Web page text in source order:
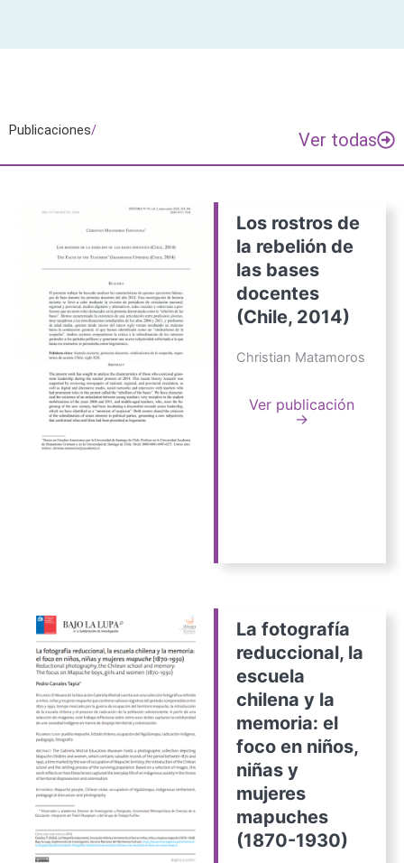
Publicaciones/ Ver todas
Los rostros de
la rebelión de
las bases
docentes
(Chile, 2014)
Christian Matamoros
Ver publicación
→
La fotografía
reduccional, la
escuela
chilena y la
memoria: el
foco en niños,
niñas y
mujeres
mapuches
(1870-1930)